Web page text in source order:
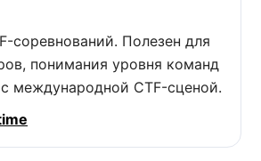
соревнований. Полезен для
понимания уровня команд
международной CTF-сценой.